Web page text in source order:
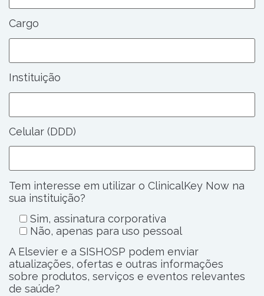
Cargo
Instituição
Celular (DDD)
Tem interesse em utilizar o ClinicalKey Now na
sua instituição?
Sim, assinatura corporativa
Não, apenas para uso pessoal
A Elsevier e a SISHOSP podem enviar
atualizações, ofertas e outras informações
sobre produtos, serviços e eventos relevantes
de saúde?